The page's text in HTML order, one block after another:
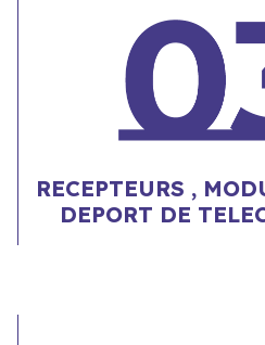
RECEPTEURS ,
DEPORT DE